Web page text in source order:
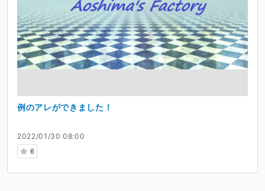
2022/01/30 08:00
6
例のアレができました！